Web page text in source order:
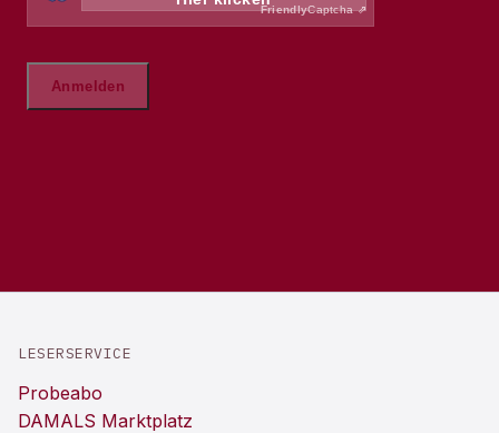
LESERSERVICE
Probeabo
DAMALS Marktplatz